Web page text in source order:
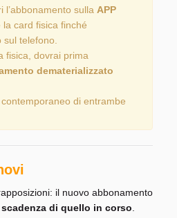
l’abbonamento sulla APP
card fisica finché
sul telefono.
fisica, dovrai prima
dematerializzato
di entrambe
il nuovo abbonamento
di quello in corso.